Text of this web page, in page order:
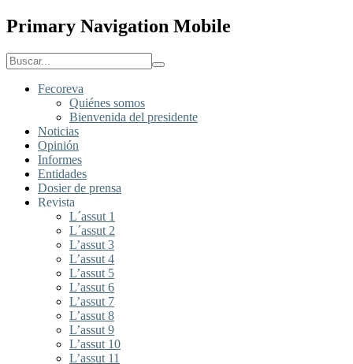
Primary Navigation Mobile
Fecoreva
Quiénes somos
Bienvenida del presidente
Noticias
Opinión
Informes
Entidades
Dosier de prensa
Revista
L´assut 1
L´assut 2
L’assut 3
L’assut 4
L’assut 5
L’assut 6
L’assut 7
L’assut 8
L’assut 9
L’assut 10
L’assut 11